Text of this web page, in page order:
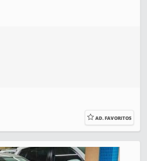
AD. FAVORITOS